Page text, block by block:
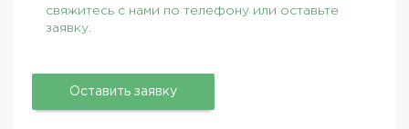
свяжитесь с нами по телефону или оставьте
заявку.
Оставить заявку